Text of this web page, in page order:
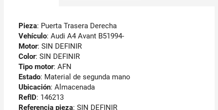
Pieza: Puerta Trasera Derecha
Vehículo: Audi A4 Avant B51994-
Motor: SIN DEFINIR
Color: SIN DEFINIR
Tipo motor: AFN
Estado: Material de segunda mano
Ubicación: Almacenada
RefID: 146213
Referencia pieza: SIN DEFINIR